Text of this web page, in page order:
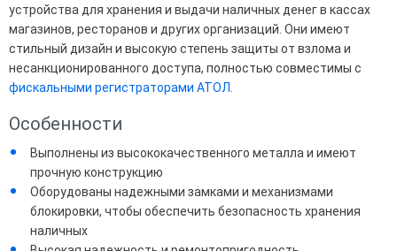
устройства для хранения и выдачи наличных денег в кассах
магазинов, ресторанов и других организаций. Они имеют
стильный дизайн и высокую степень защиты от взлома и
несанкционированного доступа, полностью совместимы с
фискальными регистраторами АТОЛ
Особенности
Выполнены из высококачественного металла и имеют
прочную конструкцию
Оборудованы надежными замками и механизмами
блокировки, чтобы обеспечить безопасность хранения
наличных